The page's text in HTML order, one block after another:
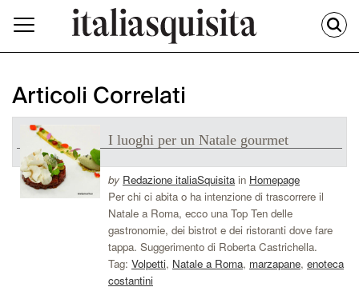
Articoli Correlati
I luoghi per un Natale gourmet
by Redazione italiaSquisitain Homepage
Per chi ci abita o ha intenzione di trascorrere il
Natale a Roma, ecco una Top Ten delle
gastronomie, dei bistrot e dei ristoranti dove fare
tappa. Suggerimento di Roberta Castrichella.
Tag: Volpetti, Natale a Roma, marzapane, enoteca
costantini